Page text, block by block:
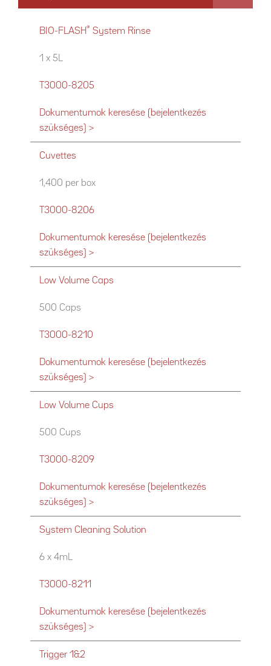
BIO-FLASH® System Rinse
1 x 5L
T3000-8205
Dokumentumok keresése (bejelentkezés
szükséges) >
Cuvettes
1,400 per box
T3000-8206
Dokumentumok keresése (bejelentkezés
szükséges) >
Low Volume Caps
500 Caps
T3000-8210
Dokumentumok keresése (bejelentkezés
szükséges) >
Low Volume Cups
500 Cups
T3000-8209
Dokumentumok keresése (bejelentkezés
szükséges) >
System Cleaning Solution
6 x 4mL
T3000-8211
Dokumentumok keresése (bejelentkezés
szükséges) >
Trigger 1&2